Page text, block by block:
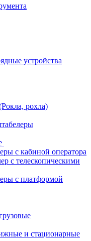
устройства
рохла)
с кабиной оператора
с телескопическими
с платформой
и стационарные